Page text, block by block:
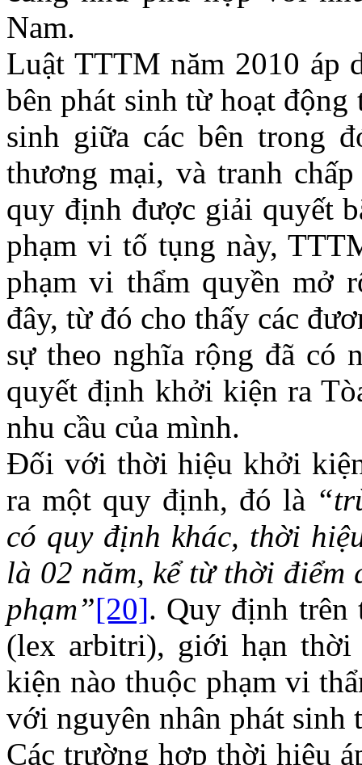
Nam.
Luật TTTM năm 2010 áp
bên phát sinh từ hoạt
sinh giữa các bên trong
thương mại, và tranh
quy định được giải quyết
phạm vi tố tụng này,
phạm vi thẩm quyền mở
đây, từ đó cho thấy các
sự theo nghĩa rộng đã có
quyết định khởi kiện ra
nhu cầu của mình.
Đối với thời hiệu khởi
ra một quy định, đó là
có quy định khác, thời
là 02 năm, kể từ thời điểm
phạm”[20]. Quy định trên
(lex arbitri), giới hạn thời
kiện nào thuộc phạm vi
với nguyên nhân phát sinh
Các trường hợp thời hiệu